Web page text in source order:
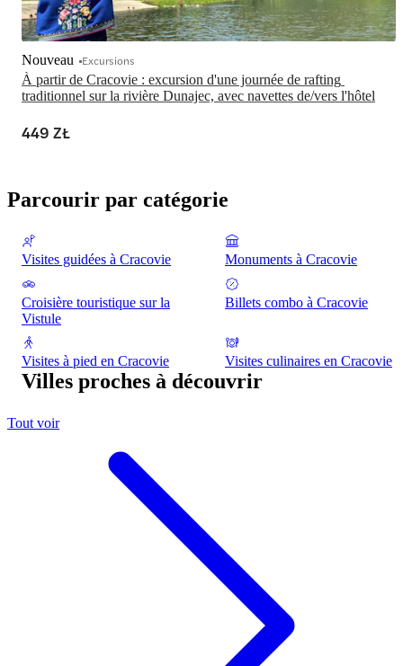
À partir de Cracovie : excursion d'une journée de rafting
traditionnel sur la rivière Dunajec, avec navettes de/vers l'hôtel
Nouveau Excursions
449 ZŁ
Parcourir par catégorie
Visites guidées à Cracovie Monuments à Cracovie
Croisière touristique sur la
Vistule
Billets combo à Cracovie
Visites à pied en Cracovie Visites culinaires en Cracovie
Villes proches à découvrir
Tout voir